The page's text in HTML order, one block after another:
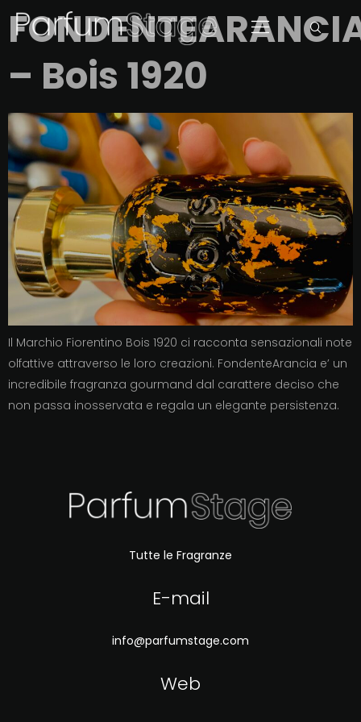
– Bois 1920
Il Marchio Fiorentino Bois 1920 ci racconta sensazionali note
olfattive attraverso le loro creazioni. FondenteArancia e’ un
incredibile fragranza gourmand dal carattere deciso che
non passa inosservata e regala un elegante persistenza.
Tutte le Fragranze
E-mail
info@parfumstage.com
Web